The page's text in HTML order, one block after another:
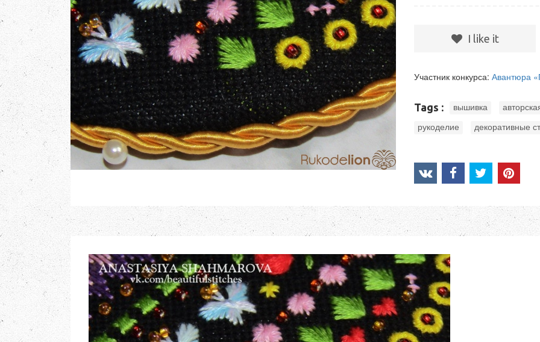
I like it
Участник конкурса: Авантюра
Tags : вышивка
рукоделие декоративные